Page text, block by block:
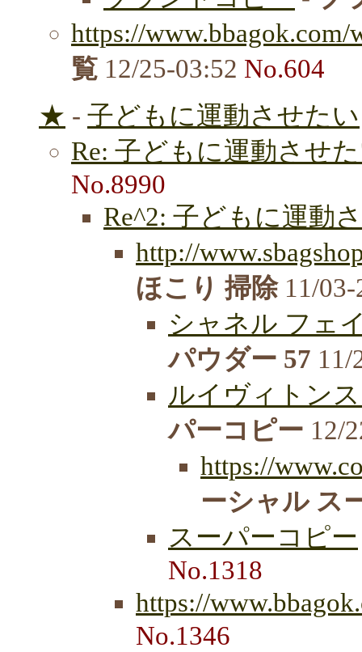
https://www.bbagok.com/
覧 12/25-03:52 No.604
★ - 子どもに運動させたい
Re: 子どもに運動させ
No.8990
Re^2: 子どもに運動
http://
ほこり 掃除11/
シャネル フェ
パウダー 57 11/
ルイヴィトン
パーコピー 12/
https://
ーシャル ス
スーパーコピー
No.1318
https://
No.1346